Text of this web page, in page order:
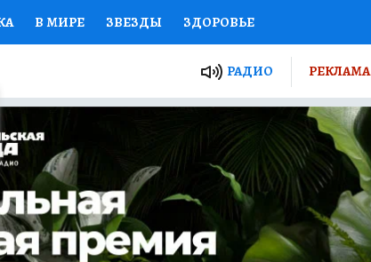
В МИРЕ ЗВЕЗДЫ ЗДОРОВЬЕ
НАЦИОНАЛЬНЫЕ ПРОЕКТЫ РОССИИ
СЕМЬЯ ЖЕНСКИЕ СЕКРЕТЫ ПУТЕВОДИТЕЛЬ
ДЕФИЦИТ ЖЕЛЕЗА ТУРИЗМ
РАБОТА У НАС ГИД ПОТРЕБИТЕЛЯ ВСЕ О КП
РАДИО РЕКЛАМА